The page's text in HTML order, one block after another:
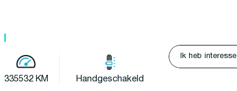
l
335532 KM Handgeschakeld
Ik heb interesse